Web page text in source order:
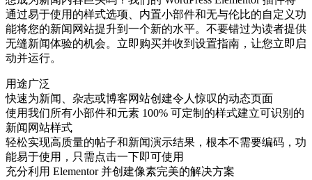
通过易于使用的样式选项、内置小部件和无与伦比的自定义功
能将您的新闻网站提升到一个新的水平。不要错过为读者提供
无缝新闻体验的机会。立即购买并收到设置指南，让您立即启
动并运行。
用途广泛
快速为新闻、杂志或博客网站创建令人惊叹的动态页面
使用我们所有小部件和元素 100% 可定制的样式建立可识别的
新闻网站样式
轻松实现高质量的帖子和新闻演示结果，根本不需要编码，功
能易于使用，只需点击一下即可使用
充分利用 Elementor 并创建像素完美的解决方案